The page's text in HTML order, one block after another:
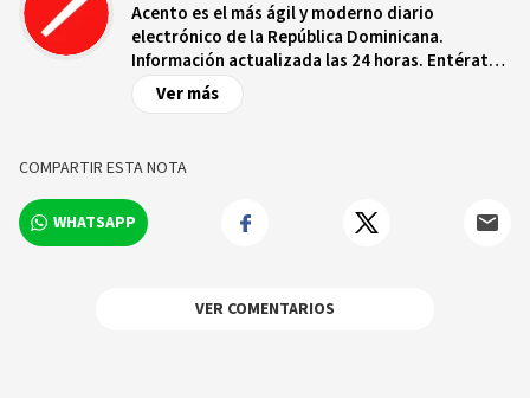
Acento es el más ágil y moderno diario
electrónico de la República Dominicana.
Información actualizada las 24 horas. Entérate
de las noticias y sucesos más importantes a
nivel nacional e internacional, videos y fotos
Ver más
COMPARTIR ESTA NOTA
WHATSAPP
VER COMENTARIOS